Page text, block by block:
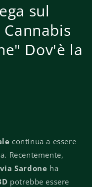
sul
Dov'è la
continua a essere
Recentemente,
Sardone ha
potrebbe essere